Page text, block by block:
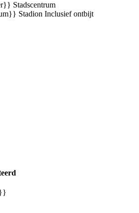
Stadscentrum
Stadion Inclusief ontbijt